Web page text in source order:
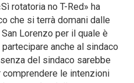
rotatoria no T-Red» ha
che si terrà domani dalle
Lorenzo per il quale è
anche al sindaco
del sindaco sarebbe
comprendere le intenzioni